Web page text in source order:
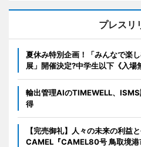
プレスリ
夏休み特別企画！「みんなで楽
展」開催決定?中学生以下《入場
輸出管理AIのTIMEWELL、
得
【完売御礼】人々の未来の利益
CAMEL『CAMEL80号 鳥取境